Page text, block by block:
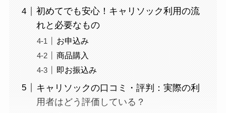
初めてでも安心！キャリソック利用の流
れと必要なもの
お申込み
商品購入
即お振込み
キャリソックの口コミ・評判：実際の利
用者はどう評価している？